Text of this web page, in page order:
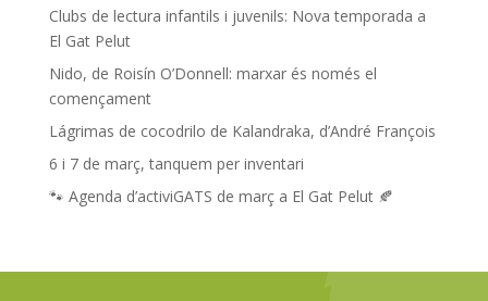
Clubs de lectura infantils i juvenils: Nova temporada a
El Gat Pelut
Nido, de Roisín O’Donnell: marxar és només el
començament
Lágrimas de cocodrilo de Kalandraka, d’André François
6 i 7 de març, tanquem per inventari
🐾 Agenda d’activiGATS de març a El Gat Pelut 🍂